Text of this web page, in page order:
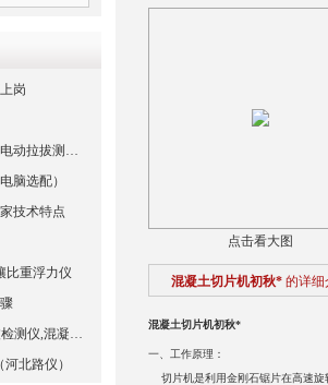
点击看大图
混凝土切片机初秋* 的详细
混凝土切片机初秋*
一、工作原理：
切片机是利用金刚石锯片在高速旋
岗
SH-DS10型新标准便携式电动拉拔测试仪
脑选配）
技术特点
比重浮力仪
UTA-2000A非金属超声波检测仪,混凝土超声波检测仪,非金属超声分析仪（河北路仪）
北路仪）